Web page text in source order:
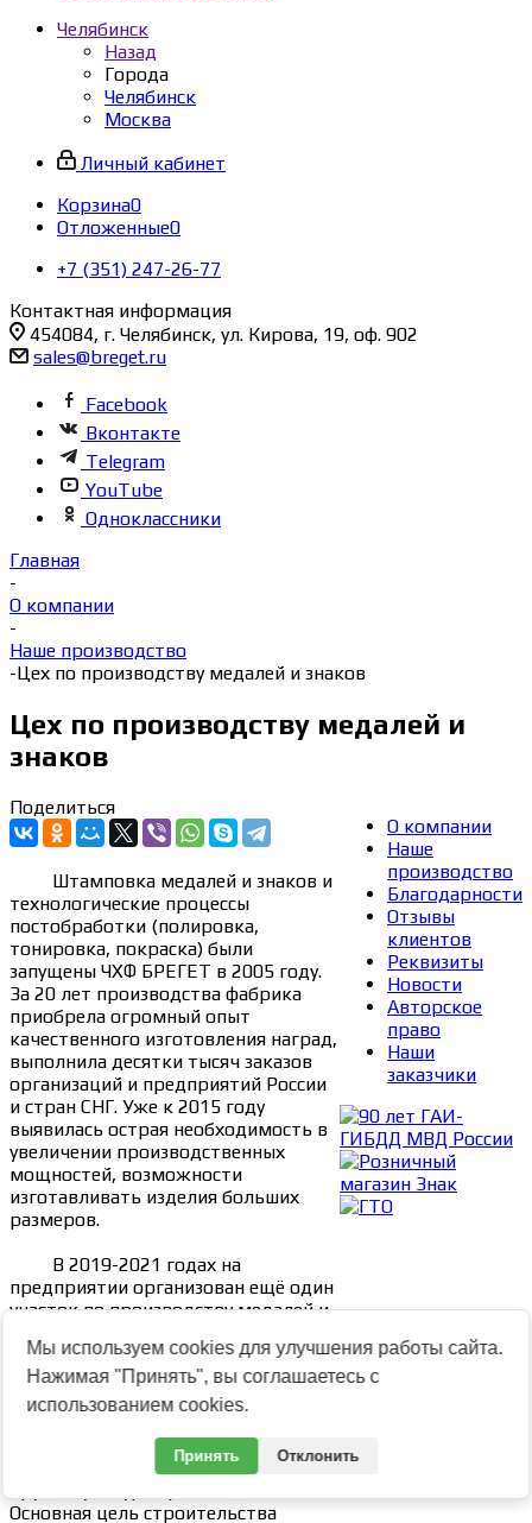
Челябинск
Назад
Города
Челябинск
Москва
Личный кабинет
Корзина0
Отложенные0
+7 (351) 247-26-77
Контактная информация
454084, г. Челябинск, ул. Кирова, 19, оф. 902
sales@breget.ru
Facebook
Вконтакте
Telegram
YouTube
Одноклассники
Главная
-
О компании
-
Наше производство
-Цех по производству медалей и знаков
Цех по производству медалей и
знаков
Поделиться
⠀⠀⠀Штамповка медалей и знаков и
технологические процессы
постобработки (полировка,
тонировка, покраска) были
запущены ЧХФ БРЕГЕТ в 2005 году.
За 20 лет производства фабрика
приобрела огромный опыт
качественного изготовления наград,
выполнила десятки тысяч заказов
организаций и предприятий России
и стран СНГ. Уже к 2015 году
выявилась острая необходимость в
увеличении производственных
мощностей, возможности
изготавливать изделия больших
размеров.
⠀⠀⠀В 2019-2021 годах на
предприятии организован ещё один
участок по производству медалей и
оснащен новым, современным
высокопроизводительным
оборудованием. Целый ряд ручных
автоматизирован, значительно
повышена производительность
Основная цель строительства
О компании
Наше
производство
Благодарности
Отзывы
клиентов
Реквизиты
Новости
Авторское
право
Наши
заказчики
Мы используем cookies для улучшения работы сайта.
Нажимая "Принять", вы соглашаетесь с
использованием cookies.
Принять Отклонить